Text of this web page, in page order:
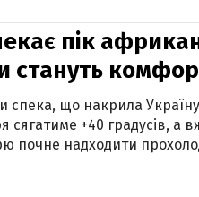
пік
стануть
що накрила
сягатиме +40 градусів, а
почне надходити